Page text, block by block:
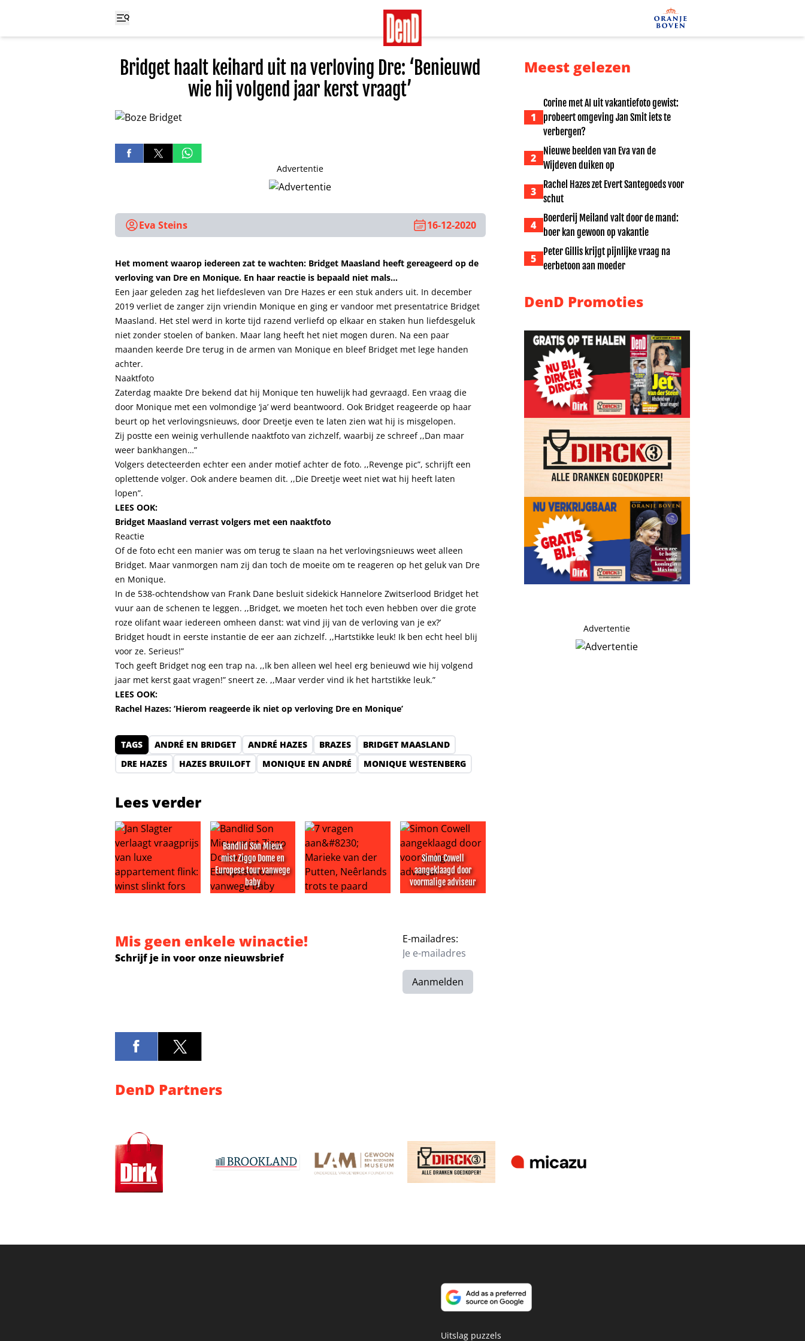
Bridget haalt keihard uit na verloving Dre: ‘Benieuwd
wie hij volgend jaar kerst vraagt’
Advertentie
Eva Steins 16-12-2020
Het moment waarop iedereen zat te wachten: Bridget Maasland heeft gereageerd op de
verloving van Dre en Monique. En haar reactie is bepaald niet mals…
Een jaar geleden zag het liefdesleven van Dre Hazes er een stuk anders uit. In december
2019 verliet de zanger zijn vriendin Monique en ging er vandoor met presentatrice Bridget
Maasland. Het stel werd in korte tijd razend verliefd op elkaar en staken hun liefdesgeluk
niet zonder stoelen of banken. Maar lang heeft het niet mogen duren. Na een paar
maanden keerde Dre terug in de armen van Monique en bleef Bridget met lege handen
achter.
Naaktfoto
Zaterdag maakte Dre bekend dat hij Monique ten huwelijk had gevraagd. Een vraag die
door Monique met een volmondige ‘ja’ werd beantwoord. Ook Bridget reageerde op haar
beurt op het verlovingsnieuws, door Dreetje even te laten zien wat hij is misgelopen.
Zij postte een weinig verhullende naaktfoto van zichzelf, waarbij ze schreef ,,Dan maar
weer bankhangen…”
Volgers detecteerden echter een ander motief achter de foto. ,,Revenge pic”, schrijft een
oplettende volger. Ook andere beamen dit. ,,Die Dreetje weet niet wat hij heeft laten
lopen”.
LEES OOK:
Bridget Maasland verrast volgers met een naaktfoto
Reactie
Of de foto echt een manier was om terug te slaan na het verlovingsnieuws weet alleen
Bridget. Maar vanmorgen nam zij dan toch de moeite om te reageren op het geluk van Dre
en Monique.
In de 538-ochtendshow van Frank Dane besluit sidekick Hannelore Zwitserlood Bridget het
vuur aan de schenen te leggen. ,,Bridget, we moeten het toch even hebben over die grote
roze olifant waar iedereen omheen danst: wat vind jij van de verloving van je ex?’
Bridget houdt in eerste instantie de eer aan zichzelf. ,,Hartstikke leuk! Ik ben echt heel blij
voor ze. Serieus!”
Toch geeft Bridget nog een trap na. ,,Ik ben alleen wel heel erg benieuwd wie hij volgend
jaar met kerst gaat vragen!” sneert ze. ,,Maar verder vind ik het hartstikke leuk.”
LEES OOK:
Rachel Hazes: ‘Hierom reageerde ik niet op verloving Dre en Monique’
TAGS ANDRÉ EN BRIDGET ANDRÉ HAZES BRAZES
BRIDGET MAASLAND
DRE HAZES
HAZES BRUILOFT MONIQUE EN ANDRÉ MONIQUE WESTENBERG
Lees verder
Bandlid Son Mieux
mist Ziggo Dome en
Europese tour vanwege
baby
Simon Cowell
aangeklaagd door
voormalige adviseur
Meest gelezen
1
Corine met AI uit vakantiefoto gewist:
probeert omgeving Jan Smit iets te
verbergen?
2
Nieuwe beelden van Eva van de
Wijdeven duiken op
3
Rachel Hazes zet Evert Santegoeds voor
schut
4
Boerderij Meiland valt door de mand:
boer kan gewoon op vakantie
5
Peter Gillis krijgt pijnlijke vraag na
eerbetoon aan moeder
DenD Promoties
Advertentie
Mis geen enkele winactie!
Schrijf je in voor onze nieuwsbrief
E-mailadres:
Aanmelden
DenD Partners
Uitslag puzzels